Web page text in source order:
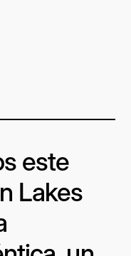
este
Lakes